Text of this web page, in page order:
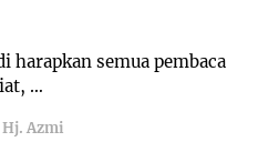
harapkan semua pembaca
…
Azmi